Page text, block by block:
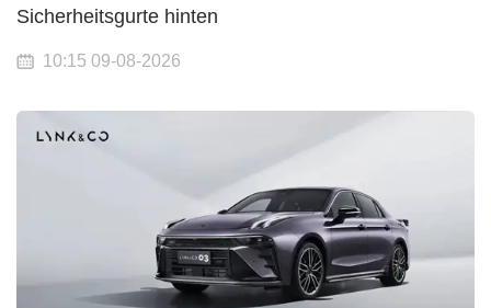
Sicherheitsgurte hinten
10:15 09-08-2026